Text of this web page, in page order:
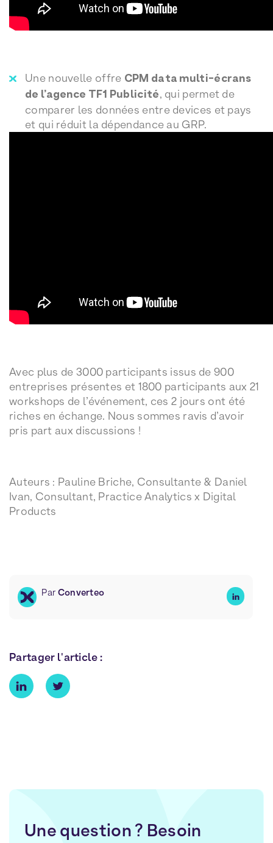
Une nouvelle offre CPM data multi-écrans
de l’agence TF1 Publicité, qui permet de
comparer les données entre devices et pays
et qui réduit la dépendance au GRP.
Avec plus de 3000 participants issus de 900
entreprises présentes et 1800 participants aux 21
workshops de l’événement, ces 2 jours ont été
riches en échange. Nous sommes ravis d’avoir
pris part aux discussions !
Auteurs : Pauline Briche, Consultante & Daniel
Ivan, Consultant, Practice Analytics x Digital
Products
Par Converteo
Partager l'article :
Une question ? Besoin